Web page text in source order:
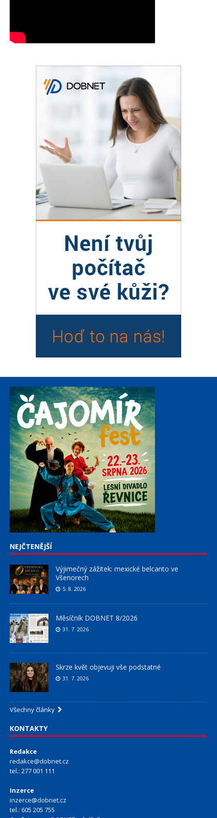
NEJČTENĚJŠÍ
Výjimečný zážitek: mexické belcanto ve
Všenorech
5. 8. 2026
Měsíčník DOBNET 8/2026
31. 7. 2026
Skrze květ objevuji vše podstatné
31. 7. 2026
Všechny články
KONTAKTY
Redakce
redakce@dobnet.cz
tel.: 277 001 111
Inzerce
inzerce@dobnet.cz
tel.: 605 205 755